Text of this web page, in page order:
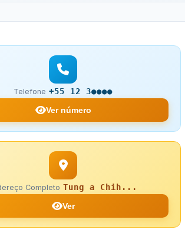
Telefone +55 12 3●●●●
Ver número
Completo Tung a Chih...
Ver